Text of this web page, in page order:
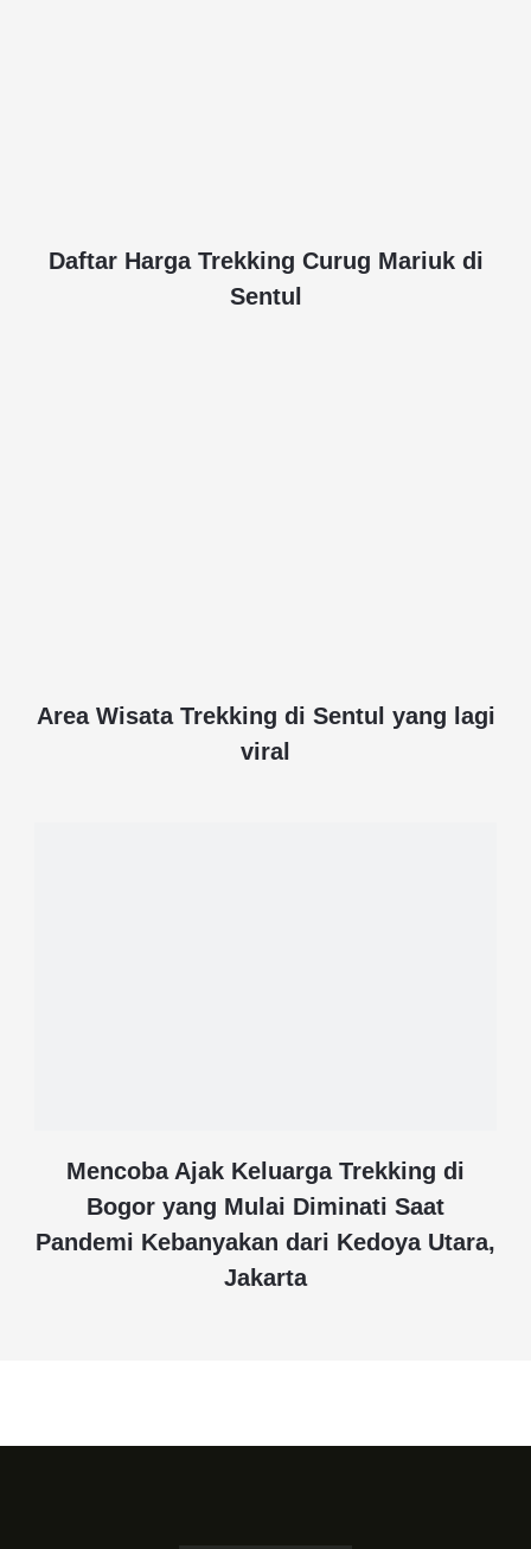
Daftar Harga Trekking Curug Mariuk di
Sentul
Area Wisata Trekking di Sentul yang lagi
viral
Mencoba Ajak Keluarga Trekking di
Bogor yang Mulai Diminati Saat
Pandemi Kebanyakan dari Kedoya Utara,
Jakarta